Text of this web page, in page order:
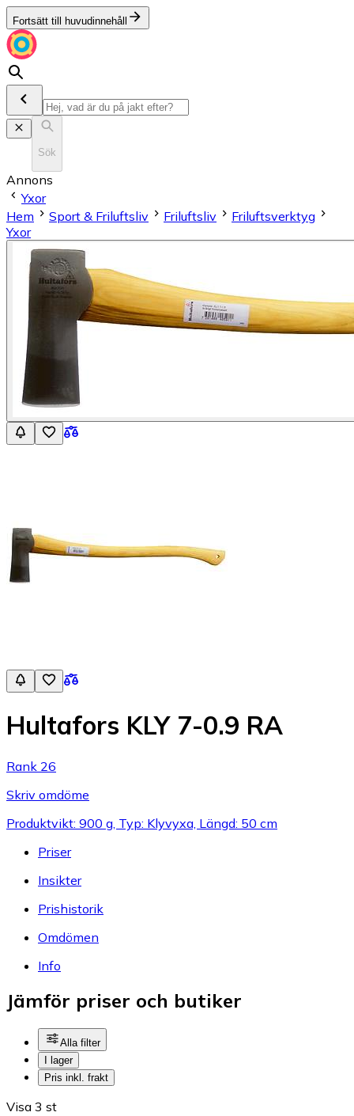
Fortsätt till huvudinnehåll
Sök
Annons
Yxor
Hem
Sport & Friluftsliv Friluftsliv
Friluftsverktyg
Yxor
Hultafors KLY 7-0.9 RA
Rank 26
Skriv omdöme
Produktvikt: 900 g, Typ: Klyvyxa, Längd: 50 cm
Priser
Insikter
Prishistorik
Omdömen
Info
Jämför priser och butiker
Alla filter
I lager
Pris inkl. frakt
Visa 3 st